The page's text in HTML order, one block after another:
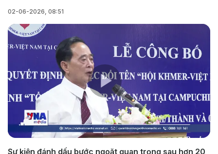
02-06-2026, 08:51
Play
Video
Sự kiện đánh dấu bước ngoặt quan trọng sau hơn 20